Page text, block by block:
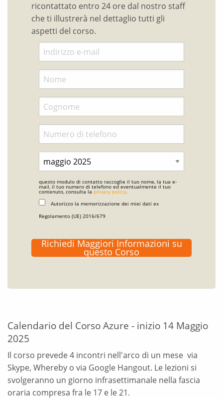
ricontattato entro 24 ore dal nostro staff
che ti illustrerà nel dettaglio tutti gli
aspetti del corso.
questo modulo di contatto raccoglie il tuo nome, la tua e-
mail, il tuo numero di telefono ed eventualmente il tuo
contenuto, consulta la privacy policy.
Autorizzo la memorizzazione dei miei dati ex
Regolamento (UE) 2016/679
Richiedi Maggiori Informazioni su
questo Corso
Calendario del Corso Azure - inizio 14 Maggio
2025
Il corso prevede 4 incontri nell'arco di un mese via
Skype, Whereby o via Google Hangout. Le lezioni si
svolgeranno un giorno infrasettimanale nella fascia
oraria compresa fra le 17 e le 21.